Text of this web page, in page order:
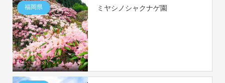
福岡県 ミヤシノシャクナゲ園